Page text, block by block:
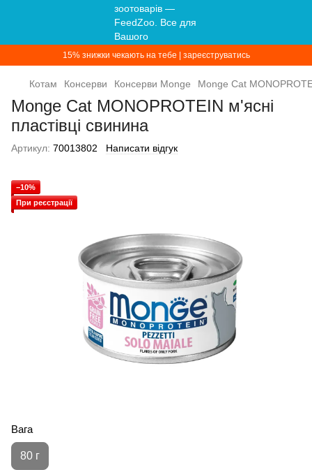
15% знижки чекають на тебе | зареєструватись
Котам Консерви Консерви Monge Monge Cat
Monge Cat MONOPROTEIN м'ясні
пластівці свинина
Артикул: 70013802 Написати відгук
−10%
При реєстрації
Вага
80 г